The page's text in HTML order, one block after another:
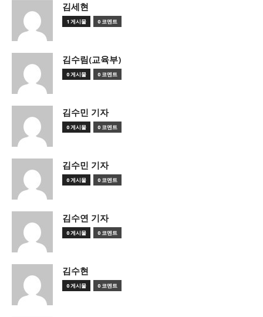
김세현
1 게시물 0 코멘트
김수림(교육부)
0 게시물 0 코멘트
김수민 기자
0 게시물 0 코멘트
김수민 기자
0 게시물 0 코멘트
김수연 기자
0 게시물 0 코멘트
김수현
0 게시물 0 코멘트